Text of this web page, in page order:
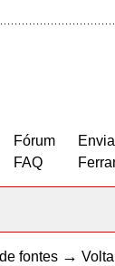
Fórum
FAQ
fontes →